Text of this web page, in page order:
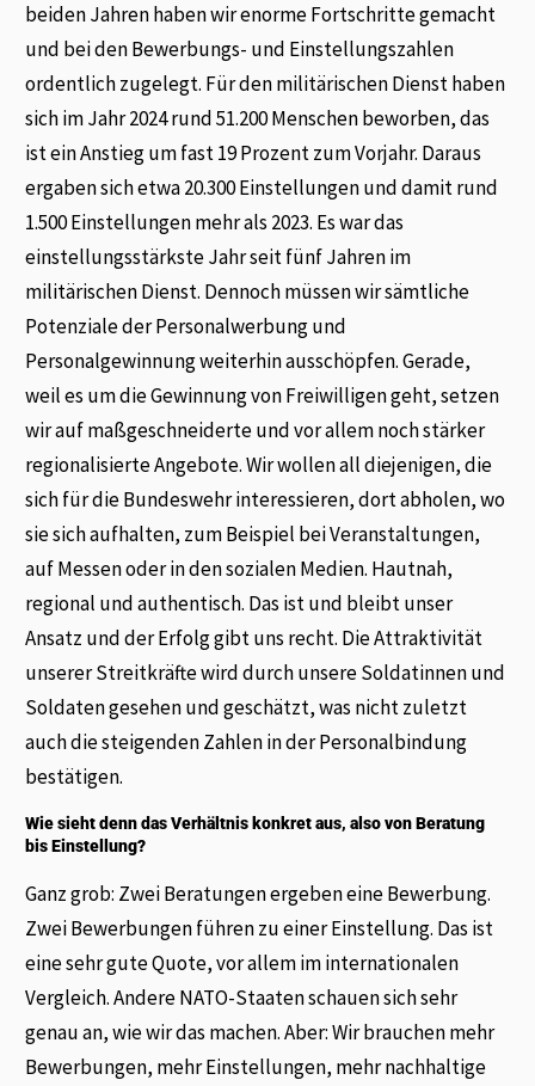
beiden Jahren haben wir enorme Fortschritte gemacht
und bei den Bewerbungs- und Einstellungszahlen
ordentlich zugelegt. Für den militärischen Dienst haben
sich im Jahr 2024 rund 51.200 Menschen beworben, das
ist ein Anstieg um fast 19 Prozent zum Vorjahr. Daraus
ergaben sich etwa 20.300 Einstellungen und damit rund
1.500 Einstellungen mehr als 2023. Es war das
einstellungsstärkste Jahr seit fünf Jahren im
militärischen Dienst. Dennoch müssen wir sämtliche
Potenziale der Personalwerbung und
Personalgewinnung weiterhin ausschöpfen. Gerade,
weil es um die Gewinnung von Freiwilligen geht, setzen
wir auf maßgeschneiderte und vor allem noch stärker
regionalisierte Angebote. Wir wollen all diejenigen, die
sich für die Bundeswehr interessieren, dort abholen, wo
sie sich aufhalten, zum Beispiel bei Veranstaltungen,
auf Messen oder in den sozialen Medien. Hautnah,
regional und authentisch. Das ist und bleibt unser
Ansatz und der Erfolg gibt uns recht. Die Attraktivität
unserer Streitkräfte wird durch unsere Soldatinnen und
Soldaten gesehen und geschätzt, was nicht zuletzt
auch die steigenden Zahlen in der Personalbindung
bestätigen.
Wie sieht denn das Verhältnis konkret aus, also von Beratung
bis Einstellung?
Ganz grob: Zwei Beratungen ergeben eine Bewerbung.
Zwei Bewerbungen führen zu einer Einstellung. Das ist
eine sehr gute Quote, vor allem im internationalen
Vergleich. Andere NATO-Staaten schauen sich sehr
genau an, wie wir das machen. Aber: Wir brauchen mehr
Bewerbungen, mehr Einstellungen, mehr nachhaltige